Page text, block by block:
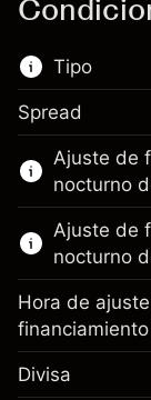
Tipo
Este
hacer
Obtén más
CFD
Spread
Ajuste de
nocturno
Ajuste de
nocturno
Hora de
Divisa